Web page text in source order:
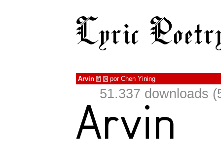
Arvin à € por Chen Yining
51.337 downloads